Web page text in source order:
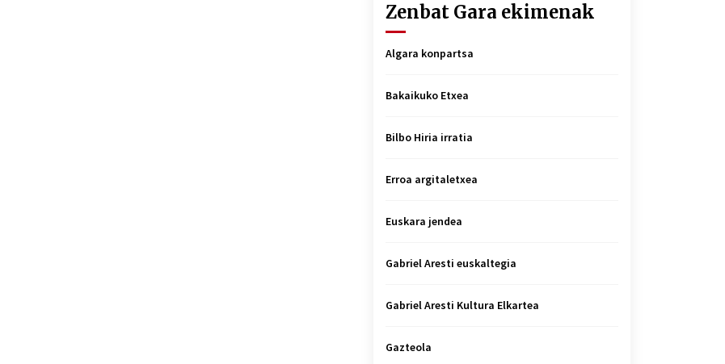
Zenbat Gara ekimenak
Algara konpartsa
Bakaikuko Etxea
Bilbo Hiria irratia
Erroa argitaletxea
Euskara jendea
Gabriel Aresti euskaltegia
Gabriel Aresti Kultura Elkartea
Gazteola